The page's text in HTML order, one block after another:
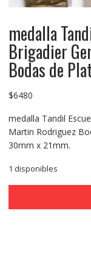
medalla
Brigadier
Bodas de
$6480
medalla Tandil
Martin Rodriguez
30mm x 21mm.
1 disponibles